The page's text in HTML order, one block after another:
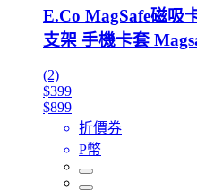
E.Co MagSafe磁吸
支架 手機卡套
(2)
$399
$899
折價券
P幣